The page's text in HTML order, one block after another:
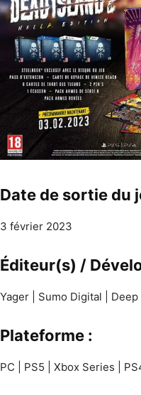
Date de sortie du
3 février 2023
Éditeur(s) /
Yager | Sumo Digital |
Plateforme :
PC | PS5 | Xbox Series |